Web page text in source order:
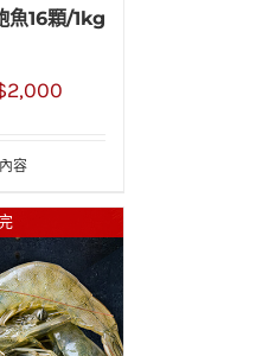
魚16顆/1kg
2,000
容